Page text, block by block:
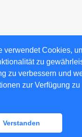
verwendet Cookies,
zu
zu verbessern und
zur Verfügung zu
Verstanden